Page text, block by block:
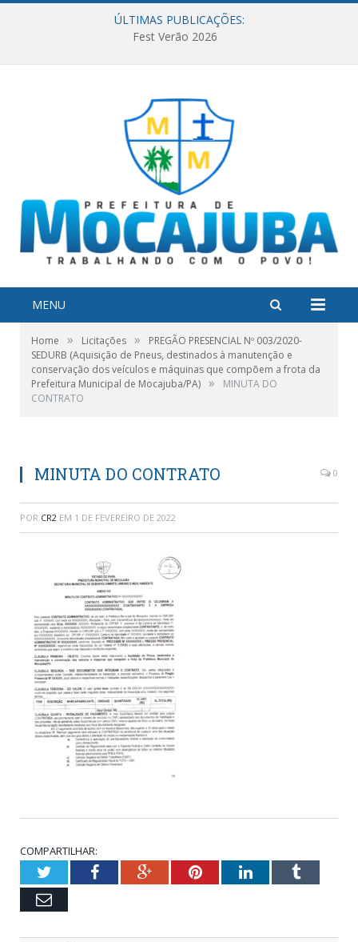
ÚLTIMAS PUBLICAÇÕES:
Fest Verão 2026
MENU
Home » Licitações »
PREGÃO PRESENCIAL Nº 003/2020-
SEDURB (Aquisição de Pneus, destinados à manutenção e
conservação dos veículos e máquinas que compõem a frota da
Prefeitura Municipal de Mocajuba/PA) »
MINUTA DO
CONTRATO
MINUTA DO CONTRATO 0
POR CR2 EM 1 DE FEVEREIRO DE 2022
COMPARTILHAR:
TwitterFacebookGoogle+PinterestLinkedInTumblr
Email